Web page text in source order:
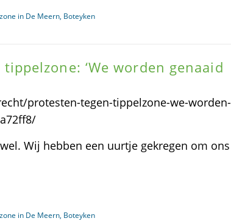
in De Meern, Boteyken
‘We worden genaaid
protesten-tegen-tippelzone-we-worden-
Wij hebben een uurtje gekregen om ons
in De Meern, Boteyken